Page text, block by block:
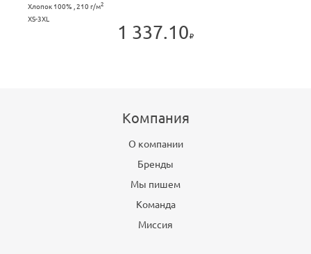
Хлопок 100% , 210 г/м2
XS-3XL
1 337.10
Компания
О компании
Бренды
Мы пишем
Команда
Миссия